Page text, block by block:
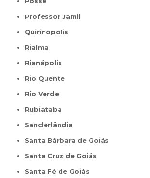
Professor Jamil
Quirinópolis
Rialma
Rianápolis
Rio Quente
Rio Verde
Rubiataba
Sanclerlândia
Santa Bárbara de Goiás
Santa Cruz de Goiás
Santa Fé de Goiás